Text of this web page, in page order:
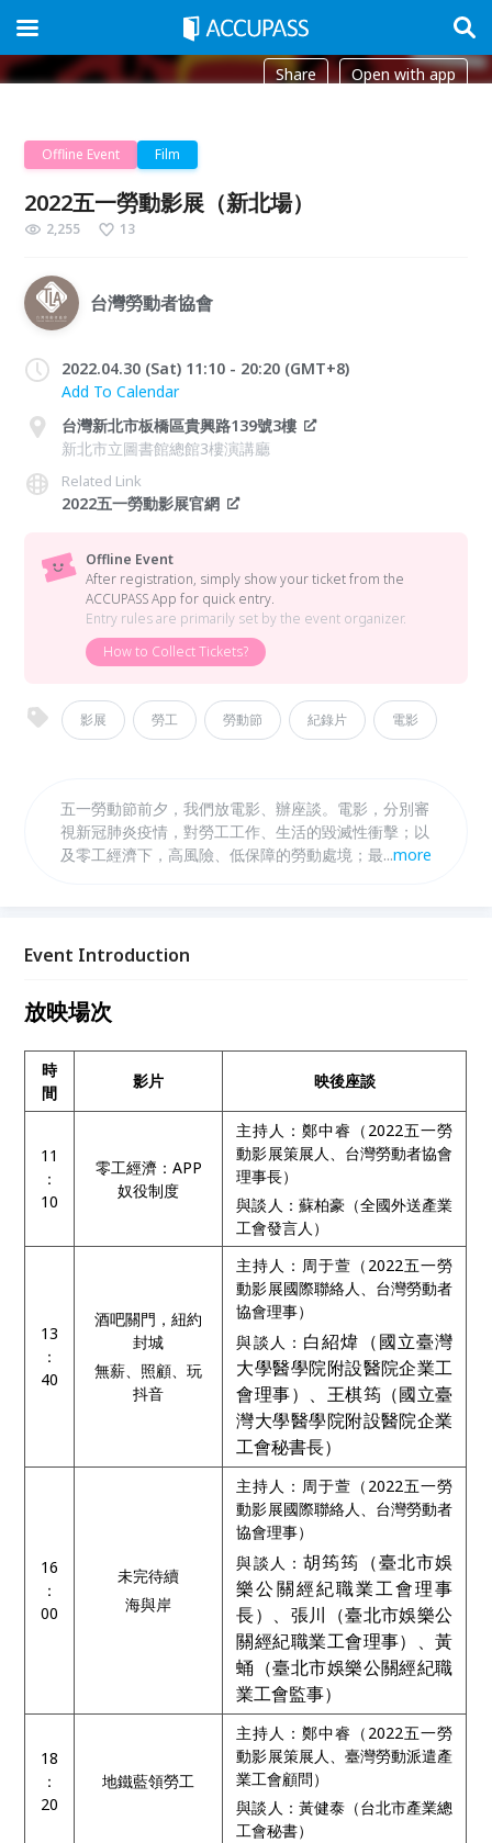
Share Open with app
Offline Event Film
2022五一勞動影展（新北場）
2,255 13
台灣勞動者協會
2022.04.30 (Sat) 11:10 - 20:20 (GMT+8)
Add To Calendar
台灣新北市板橋區貴興路139號3樓
新北市立圖書館總館3樓演講廳
Related Link
2022五一勞動影展官網
Offline Event
After registration, simply show your ticket from the
ACCUPASS App for quick entry.
Entry rules are primarily set by the event organizer.
How to Collect Tickets?
影展 勞工 勞動節 紀錄片 電影
五一勞動節前夕，我們放電影、辦座談。電影，分別審
視新冠肺炎疫情，對勞工工作、生活的毀滅性衝擊；以
及零工經濟下，高風險、低保障的勞動處境；最後，銜
片內容，講述他們怎麼抵抗。歡迎你來看電影、聽座
...more
Event Introduction
放映場次
時
間
影片 映後座談
11
：
10
零工經濟：APP
奴役制度
主持人：鄭中睿（2022五一勞
動影展策展人、台灣勞動者協會
理事長）
與談人：蘇柏豪（全國外送產業
工會發言人）
13
：
40
酒吧關門，紐約
封城
無薪、照顧、玩
抖音
主持人：周于萱（2022五一勞
動影展國際聯絡人、台灣勞動者
協會理事）
與談人： 白紹煒（國立臺灣
大學醫學院附設醫院企業工
會理事）、王棋筠（國立臺
灣大學醫學院附設醫院企業
工會秘書長）
16
：
00
未完待續
海與岸
主持人：周于萱（2022五一勞
動影展國際聯絡人、台灣勞動者
協會理事）
與談人：胡筠筠（臺北市娛
樂公關經紀職業工會理事
長）、張川（臺北市娛樂公
關經紀職業工會理事）、黃
蛹（臺北市娛樂公關經紀職
業工會監事）
18
：
20
地鐵藍領勞工
主持人：鄭中睿（2022五一勞
動影展策展人、臺灣勞動派遣產
業工會顧問）
與談人：黃健泰（台北市產業總
工會秘書）